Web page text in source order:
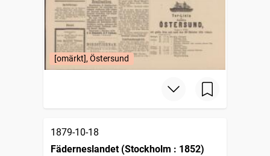
[omärkt], Östersund
1879-10-18
Fäderneslandet (Stockholm : 1852)